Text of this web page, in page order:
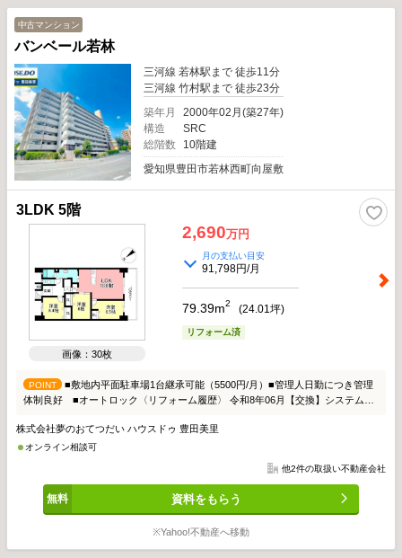
中古マンション
バンベール若林
三河線 若林駅まで 徒歩11分
三河線 竹村駅まで 徒歩23分
築年月
2000年02月(築27年)
構造
SRC
総階数
10階建
愛知県豊田市若林西町向屋敷
3LDK 5階
画像：30枚
2,690万円
月の支払い目安
91,798円/月
79.39m2 (24.01坪)
リフォーム済
POINT
■敷地内平面駐車場1台継承可能（5500円/月）■管理人日勤につき管理
体制良好 ■オートロック〈リフォーム履歴〉 令和8年06月【交換】システムキ
室・床材【その他】ハウスクリーニング
株式会社夢のおてつだい ハウスドゥ 豊田美里
オンライン相談可
他2件の取扱い不動産会社
資料をもらう
※Yahoo!不動産へ移動